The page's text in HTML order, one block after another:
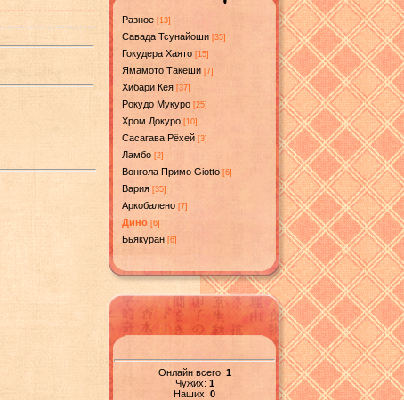
Разное [13]
Савада Тсунайоши [35]
Гокудера Хаято [15]
Ямамото Такеши [7]
Хибари Кёя [37]
Рокудо Мукуро [25]
Хром Докуро [10]
Сасагава Рёхей [3]
Ламбо [2]
Вонгола Примо Giotto [6]
Вария [35]
Аркобалено [7]
Дино [6]
Бьякуран [6]
Онлайн всего: 1
Чужих: 1
Наших: 0